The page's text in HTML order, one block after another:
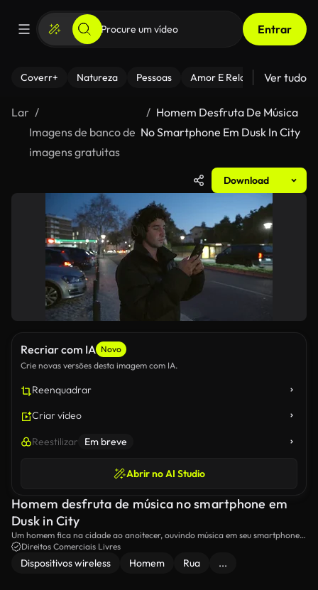
Entrar
Coverr+ Natureza Pessoas Amor E Relacionamentos
Ver tudo
Lar
Imagens de banco de
imagens gratuitas
Homem Desfruta De Música
No Smartphone Em Dusk In City
Download
Recriar com IA Novo
Crie novas versões desta imagem com IA.
Reenquadrar
Criar vídeo
Reestilizar Em breve
Abrir no AI Studio
Homem desfruta de música no smartphone em
Dusk in City
Um homem fica na cidade ao anoitecer, ouvindo música em seu smartphone
com fones de ouvido sem fio.O céu do anoitecer e as luzes urbanas criam uma
atmosfera relaxante enquanto ele desfruta de sons agradáveis.
Direitos Comerciais Livres
Dispositivos wireless Homem Rua ...